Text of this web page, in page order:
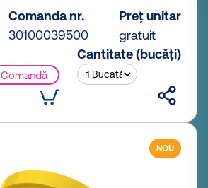
Comanda nr.
30100039500
Preț unitar
gratuit
Comandă
Cantitate (bucăți)
NOU